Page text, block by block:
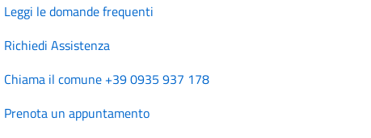
Leggi le domande frequenti
Richiedi Assistenza
Chiama il comune +39 0935 937 178
Prenota un appuntamento